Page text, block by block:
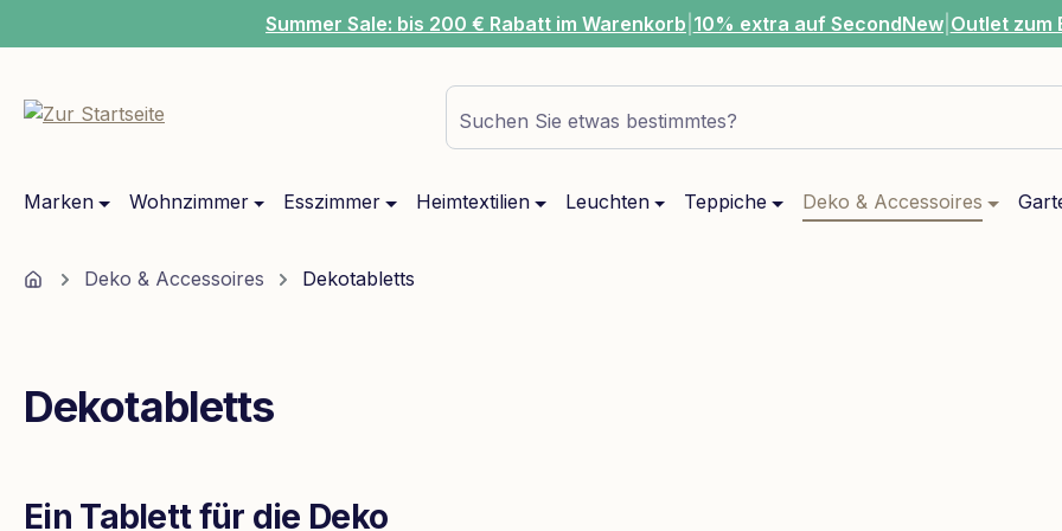
Zur Hauptnavigation springenSummer Sale: bis 200 € Rabatt im Warenkorb 10% extra auf SecondNew Outlet zum
Suchen Sie etwas bestimmtes?
Marken Wohnzimmer Esszimmer Heimtextilien Leuchten Teppiche Deko & Accessoires
HomeDeko & Accessoires Dekotabletts
Dekotabletts
Ein Tablett für die Deko